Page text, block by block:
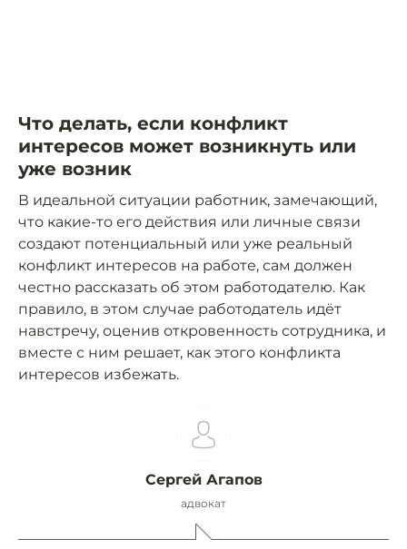
Что делать, если конфликт
интересов может возникнуть или
уже возник
В идеальной ситуации работник, замечающий,
что какие-то его действия или личные связи
создают потенциальный или уже реальный
конфликт интересов на работе, сам должен
честно рассказать об этом работодателю. Как
правило, в этом случае работодатель идёт
навстречу, оценив откровенность сотрудника, и
вместе с ним решает, как этого конфликта
интересов избежать.
Сергей Агапов
адвокат